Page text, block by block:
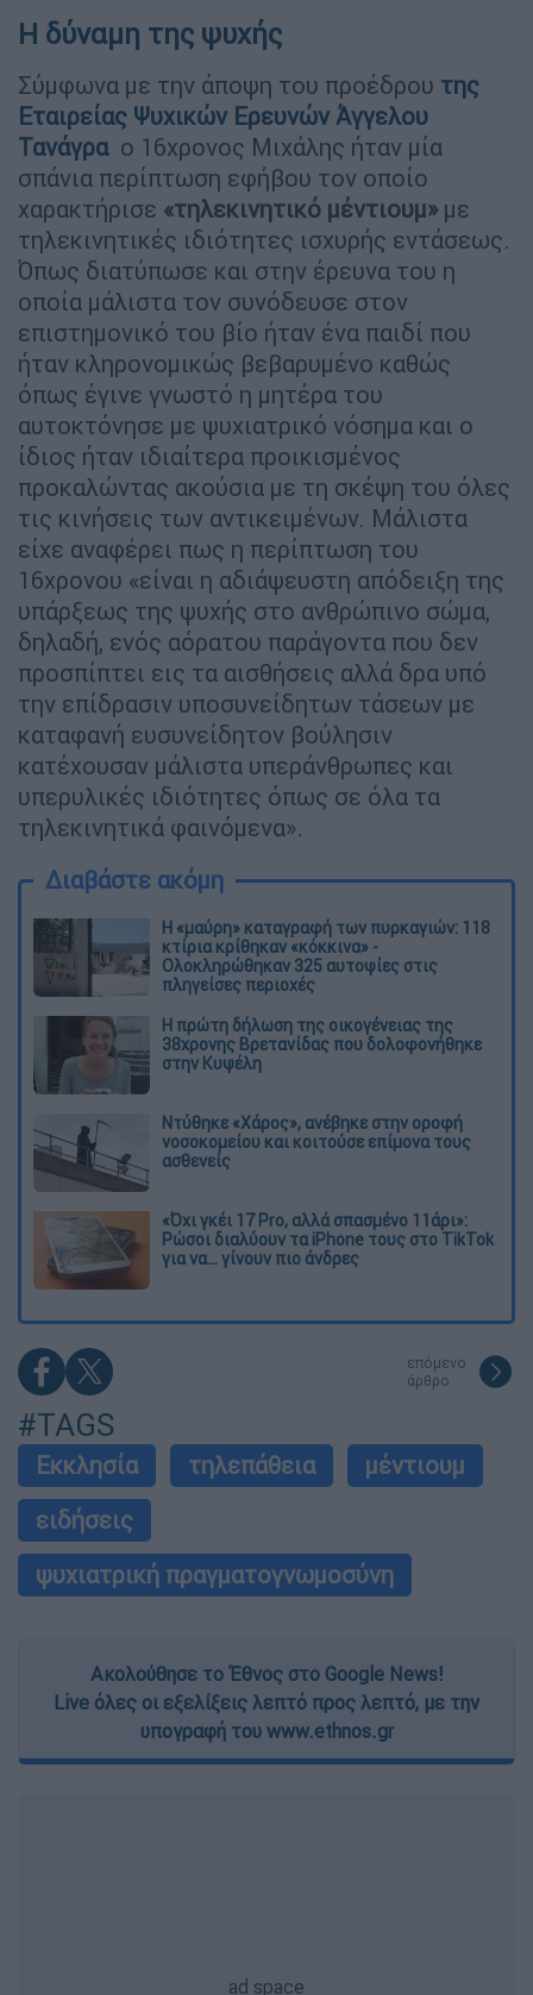
Η δύναμη της ψυχής
Σύμφωνα με την άποψη του προέδρου της
Εταιρείας Ψυχικών Ερευνών Άγγελου
Τανάγρα ο 16χρονος Μιχάλης ήταν μία
σπάνια περίπτωση εφήβου τον οποίο
χαρακτήρισε «τηλεκινητικό μέντιουμ» με
τηλεκινητικές ιδιότητες ισχυρής εντάσεως.
Όπως διατύπωσε και στην έρευνα του η
οποία μάλιστα τον συνόδευσε στον
επιστημονικό του βίο ήταν ένα παιδί που
ήταν κληρονομικώς βεβαρυμένο καθώς
όπως έγινε γνωστό η μητέρα του
αυτοκτόνησε με ψυχιατρικό νόσημα και ο
ίδιος ήταν ιδιαίτερα προικισμένος
προκαλώντας ακούσια με τη σκέψη του όλες
τις κινήσεις των αντικειμένων. Μάλιστα
είχε αναφέρει πως η περίπτωση του
16χρονου «είναι η αδιάψευστη απόδειξη της
υπάρξεως της ψυχής στο ανθρώπινο σώμα,
δηλαδή, ενός αόρατου παράγοντα που δεν
προσπίπτει εις τα αισθήσεις αλλά δρα υπό
την επίδρασιν υποσυνείδητων τάσεων με
καταφανή ευσυνείδητον βούλησιν
κατέχουσαν μάλιστα υπεράνθρωπες και
υπερυλικές ιδιότητες όπως σε όλα τα
τηλεκινητικά φαινόμενα».
Διαβάστε ακόμη
Η «μαύρη» καταγραφή των πυρκαγιών: 118
κτίρια κρίθηκαν «κόκκινα» -
Ολοκληρώθηκαν 325 αυτοψίες στις
πληγείσες περιοχές
Η πρώτη δήλωση της οικογένειας της
38χρονης Βρετανίδας που δολοφονήθηκε
στην Κυψέλη
Ντύθηκε «Χάρος», ανέβηκε στην οροφή
νοσοκομείου και κοιτούσε επίμονα τους
ασθενείς
«Όχι γκέι 17 Pro, αλλά σπασμένο 11άρι»:
Ρώσοι διαλύουν τα iPhone τους στο TikTok
για να... γίνουν πιο άνδρες
επόμενο
άρθρο
#TAGS
Εκκλησία τηλεπάθεια
μέντιουμ
ειδήσεις
ψυχιατρική πραγματογνωμοσύνη
Ακολούθησε το Έθνος στο Google News!
Live όλες οι εξελίξεις λεπτό προς λεπτό, με την
υπογραφή του www.ethnos.gr